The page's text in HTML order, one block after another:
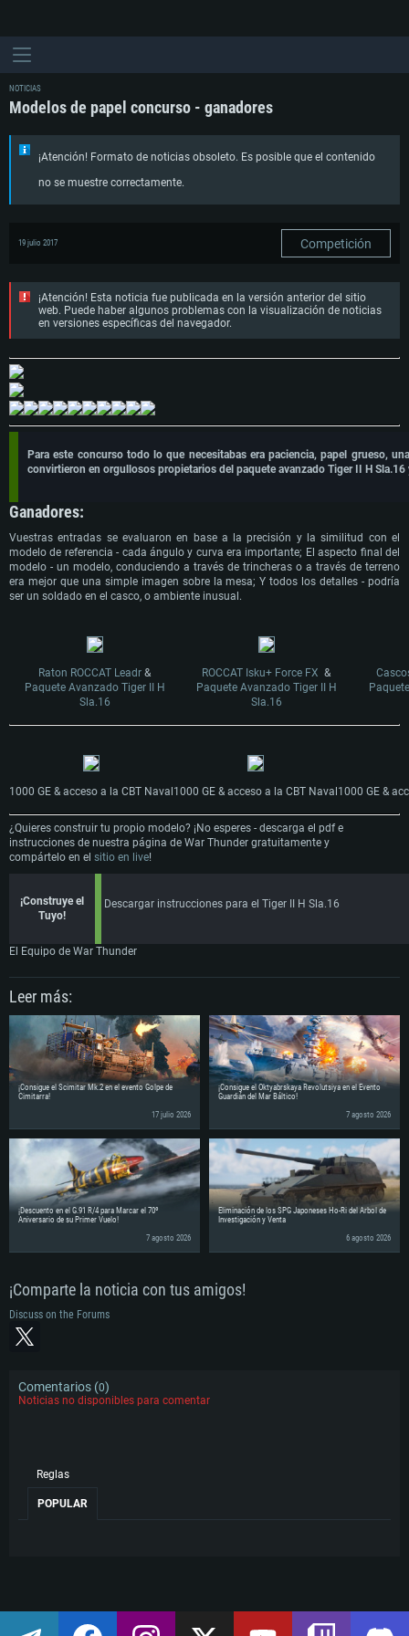
NOTICIAS
Modelos de papel concurso - ganadores
¡Atención! Formato de noticias obsoleto. Es posible que el contenido
no se muestre correctamente.
19 julio 2017 Competición
¡Atención! Esta noticia fue publicada en la versión anterior del sitio
web. Puede haber algunos problemas con la visualización de noticias
en versiones específicas del navegador.
Para este concurso todo lo que necesitabas era paciencia, papel grueso,
convirtieron en orgullosos propietarios del paquete avanzado Tiger II H
Ganadores:
Vuestras entradas se evaluaron en base a la precisión y la similitud con el
modelo de referencia - cada ángulo y curva era importante; El aspecto final del
modelo - un modelo, conduciendo a través de trincheras o a través de terreno
era mejor que una simple imagen sobre la mesa; Y todos los detalles - podría
ser un soldado en el casco, o ambiente inusual.
Raton ROCCAT Leadr &
Paquete Avanzado Tiger II H
Sla.16
ROCCAT Isku+ Force FX &
Paquete Avanzado Tiger II H
Sla.16
1000 GE & acceso a la CBT Naval 1000 GE & acceso a la CBT Naval 1000 GE &
¿Quieres construir tu propio modelo? ¡No esperes - descarga el pdf e
instrucciones de nuestra página de War Thunder gratuitamente y
compártelo en el sitio en live!
¡Construye el
Tuyo!
Descargar instrucciones para el Tiger II H Sla.16
El Equipo de War Thunder
Leer más:
¡Consigue el Scimitar Mk.2 en el evento Golpe de
Cimitarra!
17 julio 2026
¡Consigue el Oktyabrskaya Revolutsiya en el Evento
Guardián del Mar Báltico!
7 agosto 2026
¡Descuento en el G.91 R/4 para Marcar el 70º
Aniversario de su Primer Vuelo!
7 agosto 2026
Eliminación de los SPG Japoneses Ho-Ri del Árbol de
Investigación y Venta
6 agosto 2026
¡Comparte la noticia con tus amigos!
Discuss on the Forums
Comentarios (0)
Noticias no disponibles para comentar
Reglas
POPULAR